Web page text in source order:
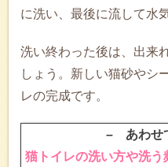
に洗い、最後に流して水
洗い終わった後は、出来
しょう。新しい猫砂やシ
レの完成です。
– あわせ
猫トイレの洗い方や洗